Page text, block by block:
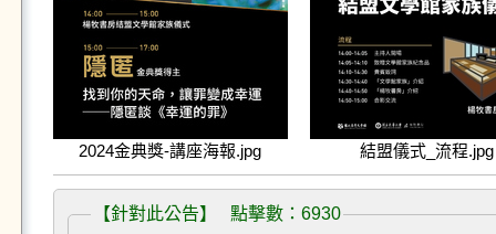
2024金典獎-講座海報.jpg 結盟儀式_流程.jpg
【針對此公告】 點擊數：6930